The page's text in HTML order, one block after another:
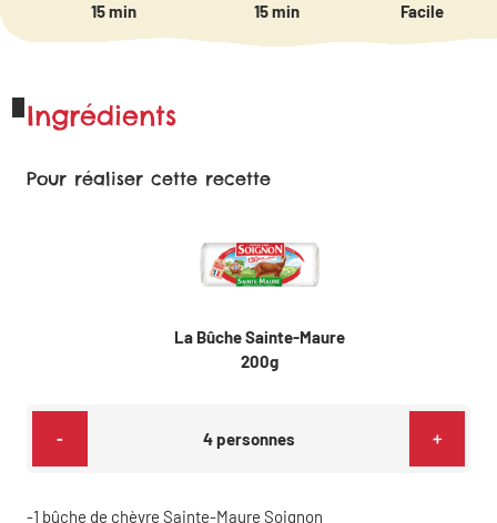
15 min 15 min Facile
Ingrédients
Pour réaliser cette recette
La Bûche Sainte-Maure
200g
- 4personnes +
1 bûche de chèvre Sainte-Maure Soignon